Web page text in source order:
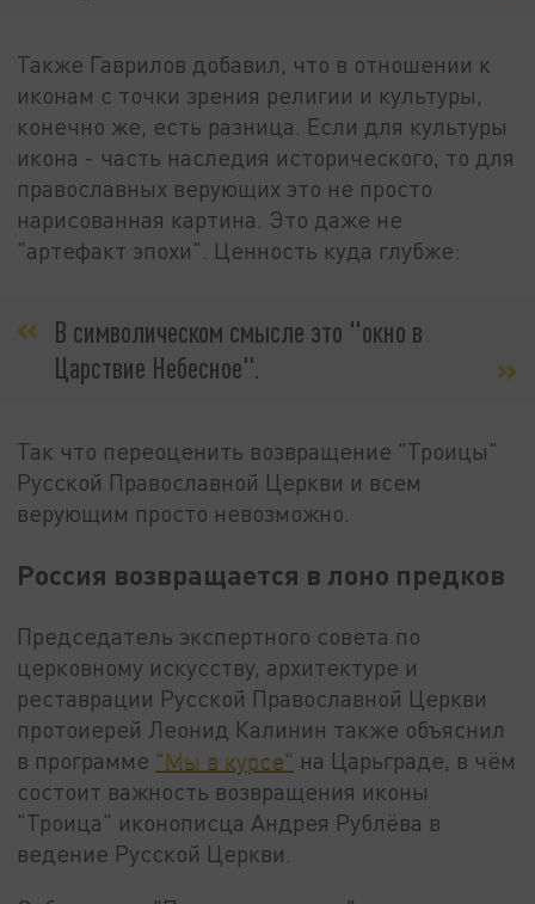
Также Гаврилов добавил, что в отношении к
иконам с точки зрения религии и культуры,
конечно же, есть разница. Если для культуры
икона - часть наследия исторического, то для
православных верующих это не просто
нарисованная картина. Это даже не
"артефакт эпохи". Ценность куда глубже:
В символическом смысле это "окно в
Царствие Небесное".
Так что переоценить возвращение "Троицы"
Русской Православной Церкви и всем
верующим просто невозможно.
Россия возвращается в лоно предков
Председатель экспертного совета по
церковному искусству, архитектуре и
реставрации Русской Православной Церкви
протоиерей Леонид Калинин также объяснил
в программе "Мы в курсе" на Царьграде, в чём
состоит важность возвращения иконы
"Троица" иконописца Андрея Рублёва в
ведение Русской Церкви.